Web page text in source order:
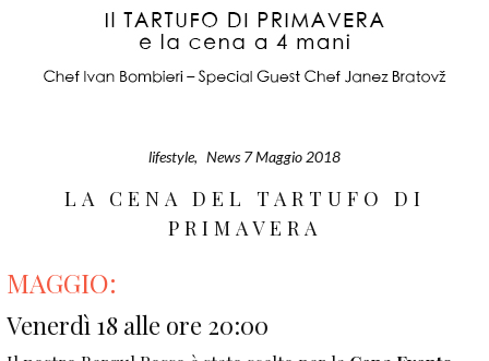
lifestyle, News 7 Maggio 2018
LA CENA DEL TARTUFO DI
PRIMAVERA
MAGGIO:
Venerdì 18 alle ore 20:00